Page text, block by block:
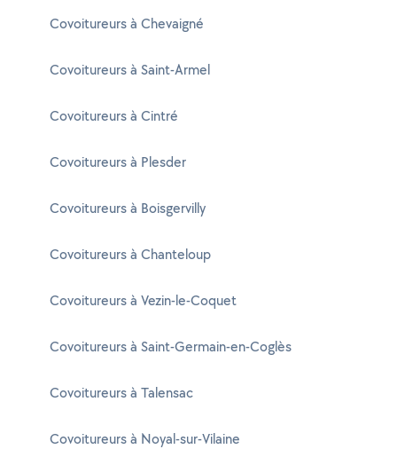
Covoitureurs à Chevaigné
Covoitureurs à Saint-Armel
Covoitureurs à Cintré
Covoitureurs à Plesder
Covoitureurs à Boisgervilly
Covoitureurs à Chanteloup
Covoitureurs à Vezin-le-Coquet
Covoitureurs à Saint-Germain-en-Coglès
Covoitureurs à Talensac
Covoitureurs à Noyal-sur-Vilaine